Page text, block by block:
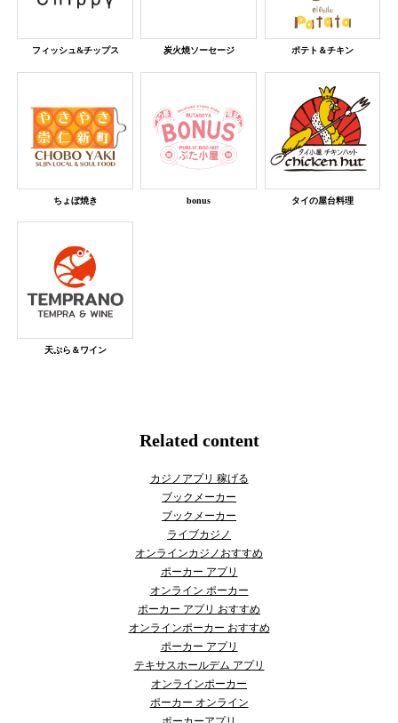
フィッシュ&チップス 炭火焼ソーセージ ポテト＆チキン
ちょぼ焼き bonus タイの屋台料理
天ぷら＆ワイン
Related content
カジノアプリ 稼げる
ブックメーカー
ブックメーカー
ライブカジノ
オンラインカジノおすすめ
ポーカー アプリ
オンライン ポーカー
ポーカー アプリ おすすめ
オンラインポーカー おすすめ
ポーカー アプリ
テキサスホールデム アプリ
オンラインポーカー
ポーカー オンライン